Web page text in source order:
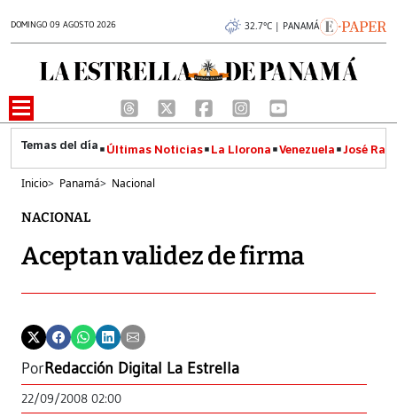
DOMINGO 09 AGOSTO 2026 32.7°C | PANAMÁ
Últimas Noticias La Llorona Venezuela José
Inicio> Panamá> Nacional
NACIONAL
Aceptan validez de firma
PorRedacción Digital La Estrella
22/09/2008 02:00